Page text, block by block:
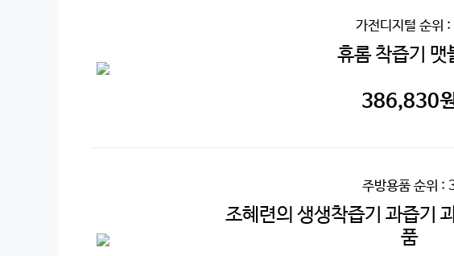
가전디지털 순위 :
휴롬 착즙기 맷
386,830
주방용품순위 :
조혜련의 생생착즙기 과즙기
품